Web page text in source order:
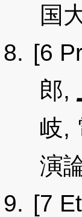
国
[6
郎,
岐,
演
[7